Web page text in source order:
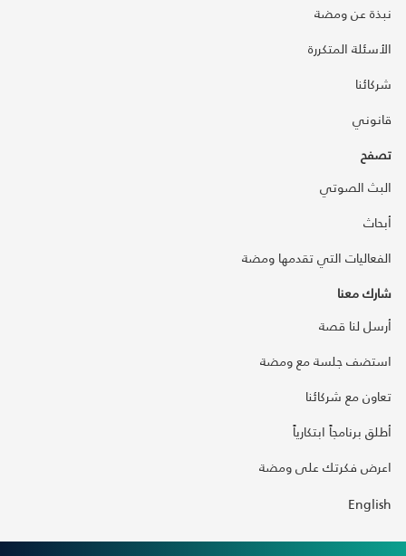
نبذة عن ومضة
الأسئلة المتكررة
شركائنا
قانوني
تصفح
البث الصوتي
أبحاث
الفعاليات التي تقدمها ومضة
شارك معنا
أرسل لنا قصة
استضف جلسة مع ومضة
تعاون مع شركائنا
أطلق برنامجاً ابتكارياً
اعرض فكرتك على ومضة
English